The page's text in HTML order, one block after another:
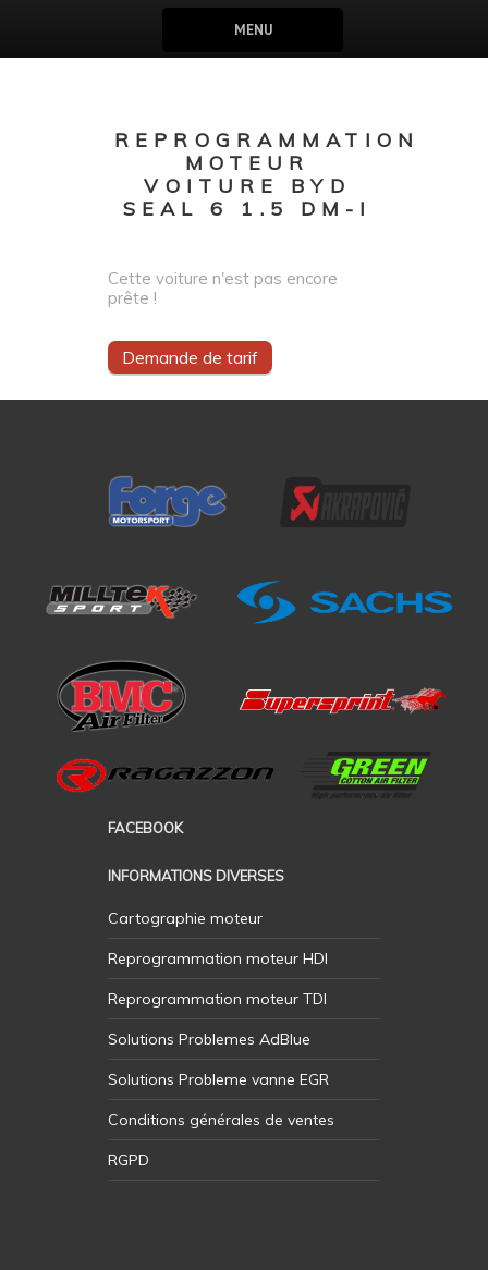
MENU
REPROGRAMMATION
MOTEUR
VOITURE BYD
SEAL 6 1.5 DM-I
Cette voiture n'est pas encore
prête !
Demande de tarif
FACEBOOK
INFORMATIONS DIVERSES
Cartographie moteur
Reprogrammation moteur HDI
Reprogrammation moteur TDI
Solutions Problemes AdBlue
Solutions Probleme vanne EGR
Conditions générales de ventes
RGPD